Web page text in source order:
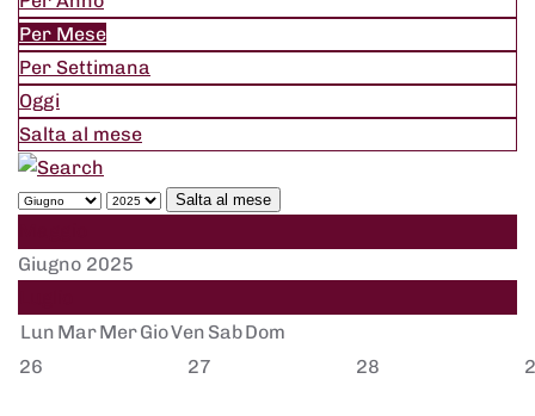
Per Mese
Per Settimana
Oggi
Salta al mese
Salta al mese
Giugno 2025
Lun MarMerGioVen SabDom
26
27 28